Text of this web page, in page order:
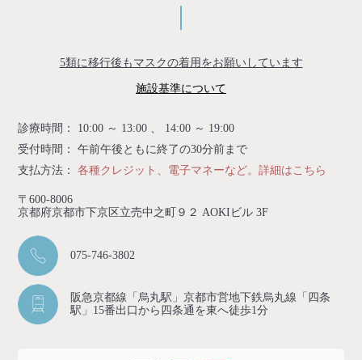
5類に移行後もマスクの着用をお願いしています
施設基準について
診療時間： 10:00 ～ 13:00 、 14:00 ～ 19:00
受付時間： 午前午後ともに終了の30分前まで
支払方法：各種クレジット、電子マネーなど。詳細はこちら
〒600-8006
京都府京都市下京区立売中之町９２ AOKIビル 3F
075-746-3802
阪急京都線「烏丸駅」京都市営地下鉄烏丸線「四条
駅」15番出口から四条通を東へ徒歩1分